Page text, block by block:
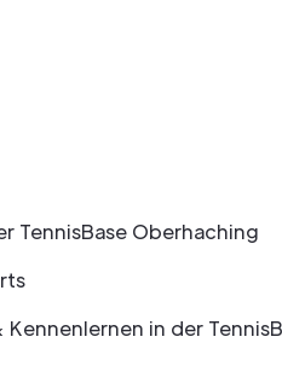
TennisBase Oberhaching
in der